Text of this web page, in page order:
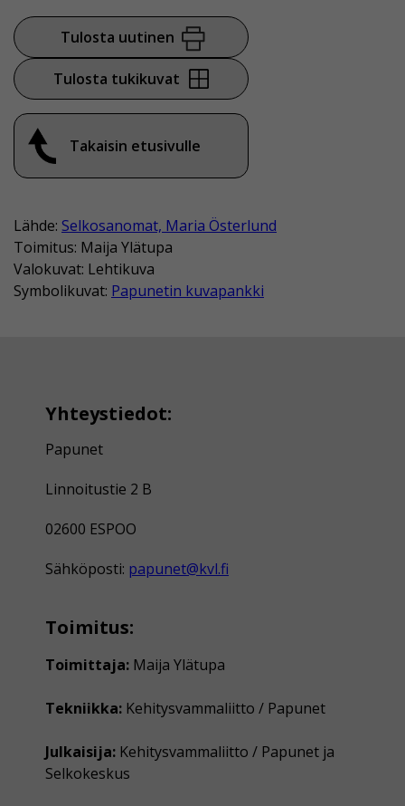
Tulosta uutinen
Tulosta tukikuvat
Takaisin etusivulle
Lähde: Selkosanomat, Maria Österlund
Toimitus: Maija Ylätupa
Valokuvat: Lehtikuva
Symbolikuvat: Papunetin kuvapankki
Yhteystiedot:
Papunet
Linnoitustie 2 B
02600 ESPOO
Sähköposti: papunet@kvl.fi
Toimitus:
Toimittaja: Maija Ylätupa
Tekniikka: Kehitysvammaliitto / Papunet
Julkaisija: Kehitysvammaliitto / Papunet ja
Selkokeskus